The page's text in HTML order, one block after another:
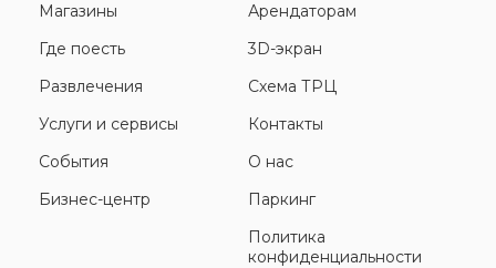
Магазины
Где поесть
Развлечения
Услуги и сервисы
События
Бизнес-центр
Арендаторам
3D-экран
Схема ТРЦ
Контакты
О нас
Паркинг
Политика
конфиденциальности